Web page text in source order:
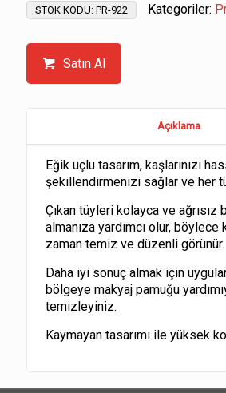
STOK KODU: PR-922 Kategoriler:
Satın Al
Açıklama
Eğik uçlu tasarım, kaşlarınızı
şekillendirmenizi sağlar ve her
Çıkan tüyleri kolayca ve ağrısız
almanıza yardımcı olur, böylece
zaman temiz ve düzenli görünür.
Daha iyi sonuç almak için
bölgeye makyaj pamuğu
temizleyiniz.
Kaymayan tasarımı ile yüksek